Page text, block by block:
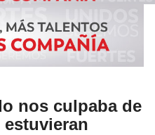
nos culpaba de